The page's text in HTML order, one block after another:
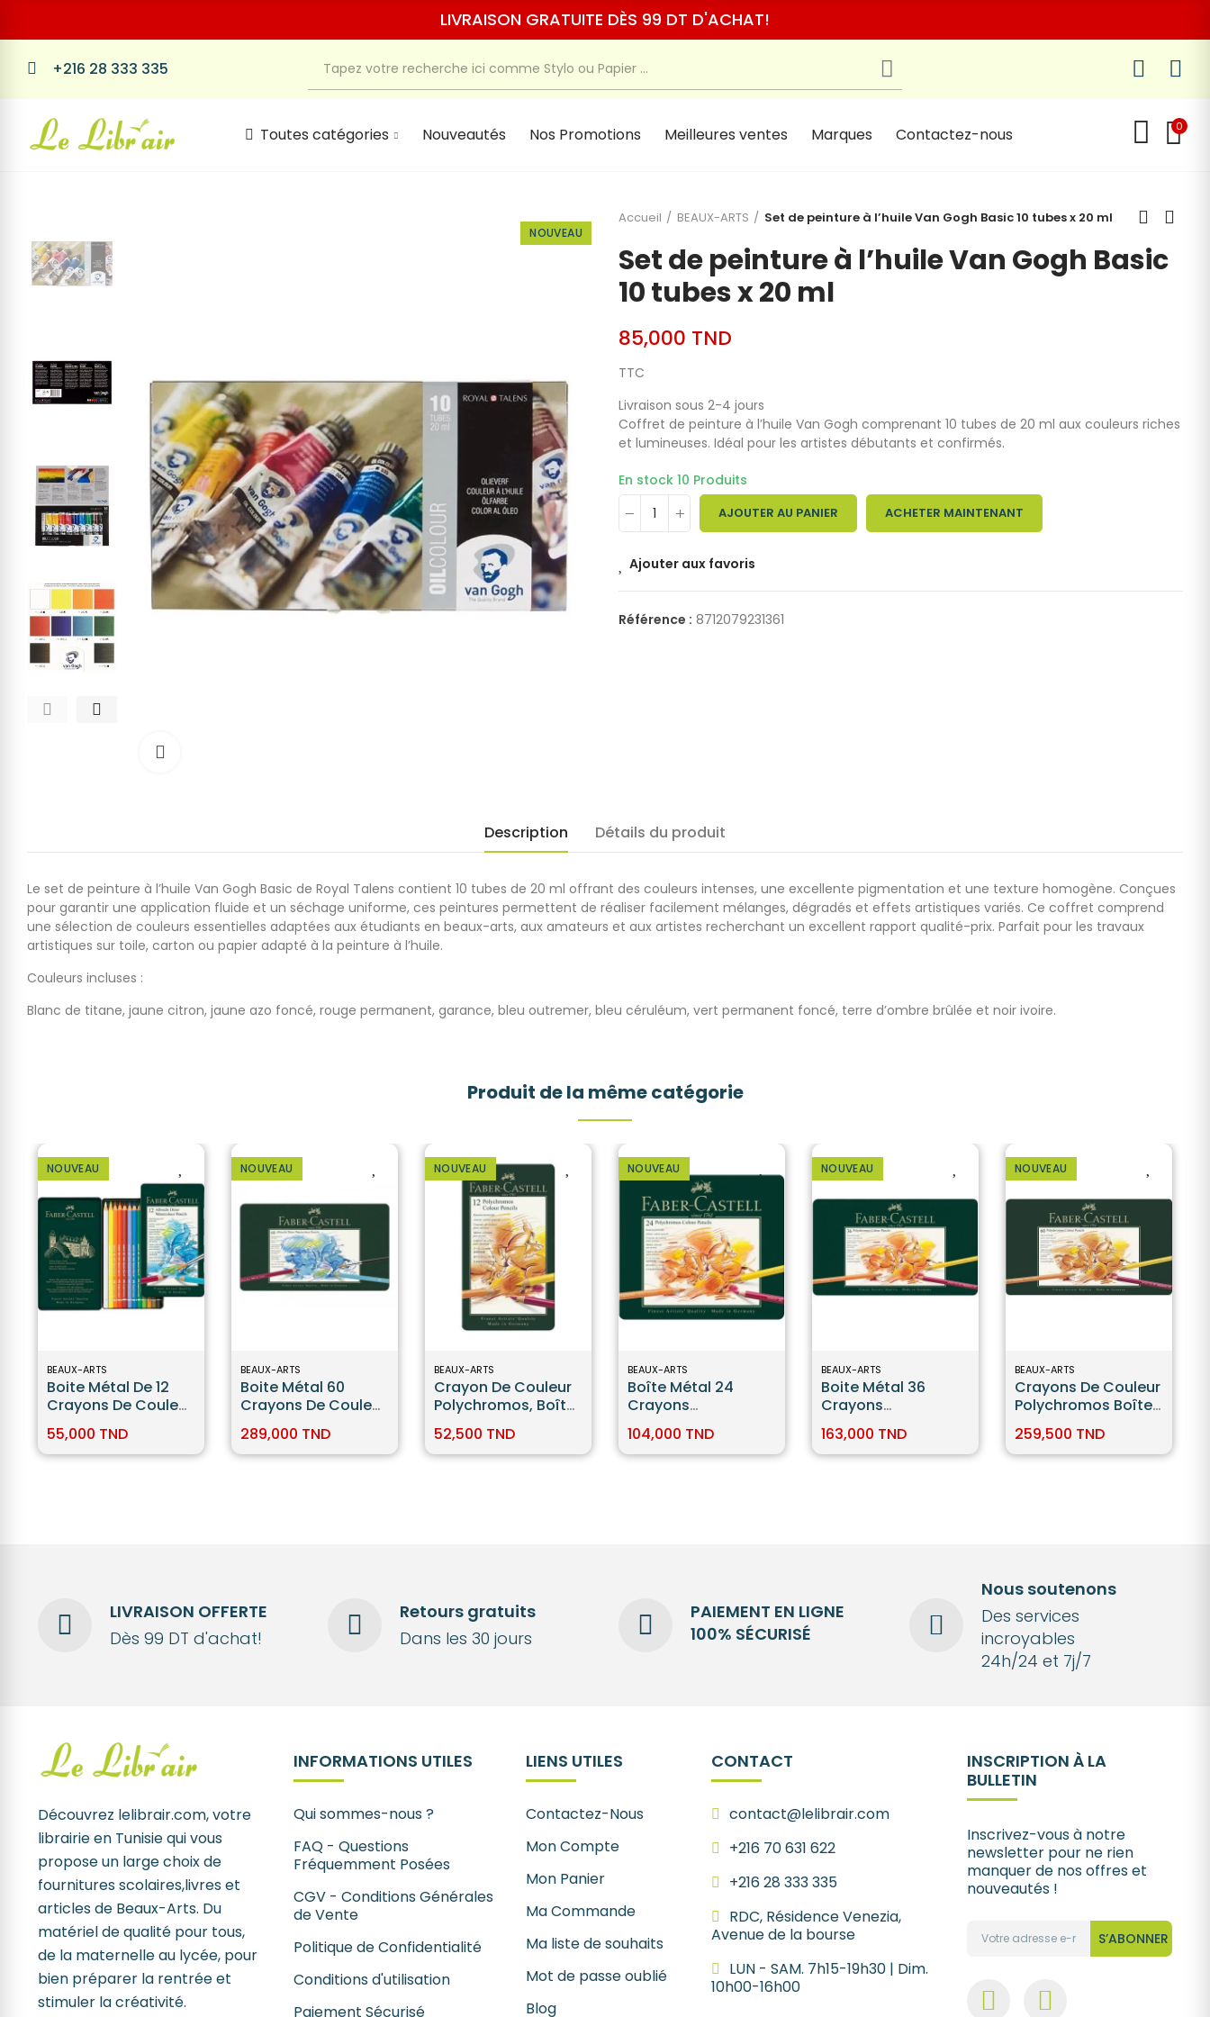
LIVRAISON GRATUITE DÈS 99 DT D'ACHAT!
+216 28 333 335
Toutes catégories Nouveautés Nos Promotions Meilleures ventes Marques Contactez-nous 0
NOUVEAU
Accueil BEAUX-ARTS Set de peinture à l’huile Van Gogh Basic 10 tubes x 20 ml
Set de peinture à l’huile Van Gogh Basic
10 tubes x 20 ml
85,000 TND
TTC
Livraison sous 2-4 jours
Coffret de peinture à l’huile Van Gogh comprenant 10 tubes de 20 ml aux couleurs riches
et lumineuses. Idéal pour les artistes débutants et confirmés.
En stock 10 Produits
AJOUTER AU PANIER ACHETER MAINTENANT
Ajouter aux favoris
Référence : 8712079231361
Description Détails du produit
Le set de peinture à l’huile Van Gogh Basic de Royal Talens contient 10 tubes de 20 ml offrant des couleurs intenses, une excellente pigmentation et une texture homogène. Conçues
pour garantir une application fluide et un séchage uniforme, ces peintures permettent de réaliser facilement mélanges, dégradés et effets artistiques variés. Ce coffret comprend
une sélection de couleurs essentielles adaptées aux étudiants en beaux-arts, aux amateurs et aux artistes recherchant un excellent rapport qualité-prix. Parfait pour les travaux
artistiques sur toile, carton ou papier adapté à la peinture à l’huile.
Couleurs incluses :
Blanc de titane, jaune citron, jaune azo foncé, rouge permanent, garance, bleu outremer, bleu céruléum, vert permanent foncé, terre d’ombre brûlée et noir ivoire.
Produit de la même catégorie
NOUVEAU
BEAUX-ARTS
Boite Métal De 12
Crayons De Couleur
Faber Castell
55,000 TND
NOUVEAU
BEAUX-ARTS
Boite Métal 60
Crayons De Couleur
Faber-Castell
289,000 TND
NOUVEAU
BEAUX-ARTS
Crayon De Couleur
Polychromos, Boîte
52,500 TND
NOUVEAU
BEAUX-ARTS
Boîte Métal 24
Crayons
Castell
104,000 TND
NOUVEAU
BEAUX-ARTS
Boite Métal 36
Crayons
Faber Castell
163,000 TND
NOUVEAU
BEAUX-ARTS
Crayons De Couleur
Polychromos Boîte
Faber-Castell
259,500 TND
LIVRAISON OFFERTE
Dès 99 DT d'achat!
Retours gratuits
Dans les 30 jours
PAIEMENT EN LIGNE
100% SÉCURISÉ
Nous soutenons
Des services
incroyables
24h/24 et 7j/7
Découvrez lelibrair.com, votre
librairie en Tunisie qui vous
propose un large choix de
fournitures scolaires,livres et
articles de Beaux-Arts. Du
matériel de qualité pour tous,
de la maternelle au lycée, pour
bien préparer la rentrée et
stimuler la créativité.
INFORMATIONS UTILES
Qui sommes-nous ?
FAQ - Questions
Fréquemment Posées
CGV - Conditions Générales
de Vente
Politique de Confidentialité
Conditions d'utilisation
Paiement Sécurisé
LIENS UTILES
Contactez-Nous
Mon Compte
Mon Panier
Ma Commande
Ma liste de souhaits
Mot de passe oublié
Blog
CONTACT
contact@lelibrair.com
+216 70 631 622
+216 28 333 335
RDC, Résidence Venezia,
Avenue de la bourse
LUN - SAM. 7h15-19h30 | Dim.
10h00-16h00
INSCRIPTION À LA
BULLETIN
Inscrivez-vous à notre
newsletter pour ne rien
manquer de nos offres et
nouveautés !
S’ABONNER